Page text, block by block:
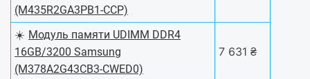
(M435R2GA3PB1-CCP)
☀️ Модуль памяти UDIMM DDR4
16GB/3200 Samsung
(M378A2G43CB3-CWED0)
7 631 ₴